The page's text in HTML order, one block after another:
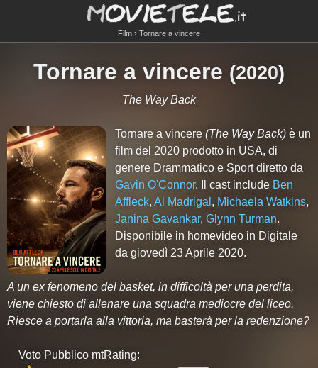
Film Tornare a vincere
Tornare a vincere (2020)
The Way Back
Tornare a vincere(The Way Back) è un
film del 2020 prodotto in USA, di
genere Drammatico e Sport diretto da
Gavin O'Connor. Il cast include Ben
Affleck,Al Madrigal , Michaela Watkins,
Janina Gavankar,Glynn Turman.
Disponibile in homevideo in Digitale
da giovedì 23 Aprile 2020.
A un ex fenomeno del basket, in difficoltà per una perdita,
viene chiesto di allenare una squadra mediocre del liceo.
Riesce a portarla alla vittoria, ma basterà per la redenzione?
Voto Pubblico mtRating: